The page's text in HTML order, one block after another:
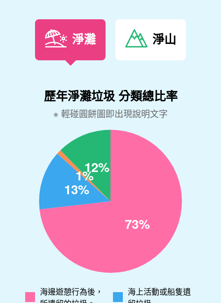
淨灘
海邊遊憩行為後，
海上活動或船隻遺
淨山